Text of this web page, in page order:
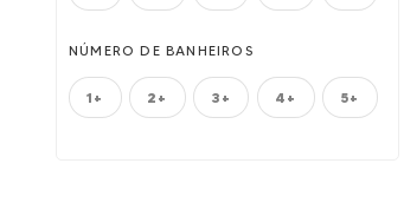
NÚMERO DE BANHEIROS
1+ 2+ 3+ 4+ 5+